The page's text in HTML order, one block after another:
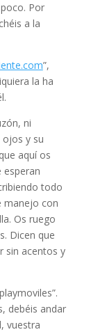
Por
a la
”,
la ha
ni
y su
aquí os
esperan
todo
manejo con
Os ruego
Dicen que
sin acentos y
debéis andar
vuestra